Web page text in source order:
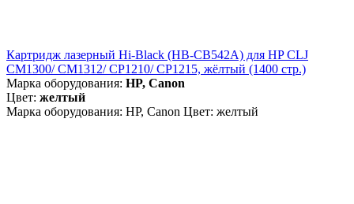
Картридж лазерный Hi-Black (HB-CB542A) для HP CLJ
CM1300/ CM1312/ CP1210/ CP1215, жёлтый (1400 стр.)
Марка оборудования: HP, Canon
Цвет: желтый
Марка оборудования: HP, Canon Цвет: желтый